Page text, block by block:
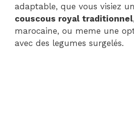
adaptable, que vous visiez
couscous royal traditionnel
marocaine, ou meme une
avec des legumes surgelés.